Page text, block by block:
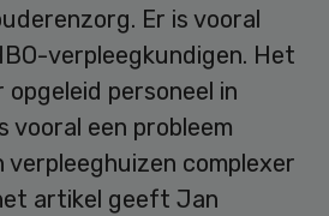
Er is vooral
verpleegkundigen. Het
personeel in
vooral een probleem
verpleeghuizen complexer
artikel geeft Jan